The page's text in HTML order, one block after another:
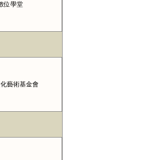
位學堂
藝術基金會